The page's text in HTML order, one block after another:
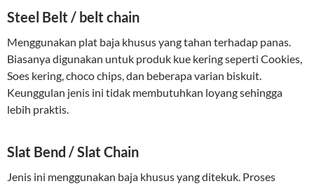
Steel Belt / belt chain
Menggunakan plat baja khusus yang tahan terhadap panas.
Biasanya digunakan untuk produk kue kering seperti Cookies,
Soes kering, choco chips, dan beberapa varian biskuit.
Keunggulan jenis ini tidak membutuhkan loyang sehingga
lebih praktis.
Slat Bend / Slat Chain
Jenis ini menggunakan baja khusus yang ditekuk. Proses